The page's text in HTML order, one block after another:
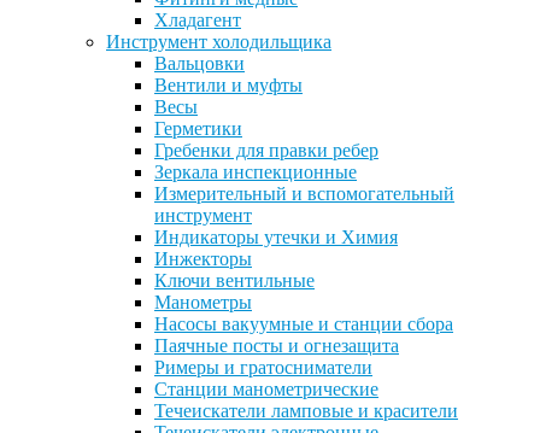
Хладагент
Инструмент холодильщика
Вальцовки
Вентили и муфты
Весы
Герметики
Гребенки для правки ребер
Зеркала инспекционные
Измерительный и вспомогательный
инструмент
Индикаторы утечки и Химия
Инжекторы
Ключи вентильные
Манометры
Насосы вакуумные и станции сбора
Паячные посты и огнезащита
Римеры и гратосниматели
Станции манометрические
Течеискатели ламповые и красители